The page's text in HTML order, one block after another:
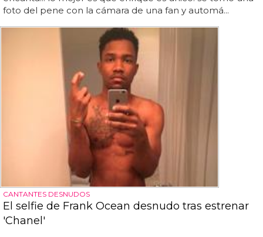
foto del pene con la cámara de una fan y automá...
CANTANTES DESNUDOS
El selfie de Frank Ocean desnudo tras estrenar
'Chanel'